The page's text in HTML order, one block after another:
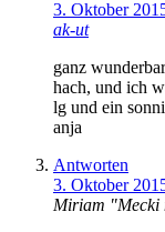
3. Oktober
ak-ut
ganz
hach, und ich
lg und ein
anja
Antworten
3. Oktober
Miriam "Mecki